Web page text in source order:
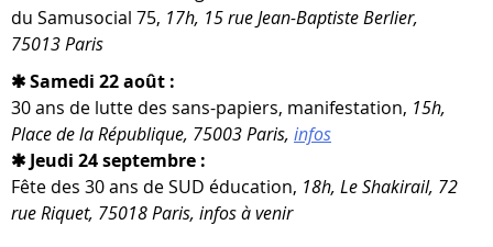
du Samusocial 75, 17h, 15 rue Jean-​Baptiste Berlier,
75013 Paris
✱ Samedi 22 août :
30 ans de lutte des sans-​papiers, mani­fes­ta­tion, 15h,
Place de la République, 75003 Paris, infos
✱ Jeudi 24 septembre :
Fête des 30 ans de SUD édu­ca­tion, 18h, Le Shakirail, 72
rue Riquet, 75018 Paris, infos à venir